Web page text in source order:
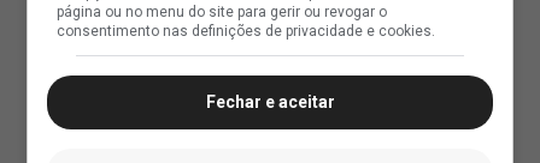
página ou no menu do site para gerir ou revogar o
consentimento nas definições de privacidade e cookies.
Fechar e aceitar